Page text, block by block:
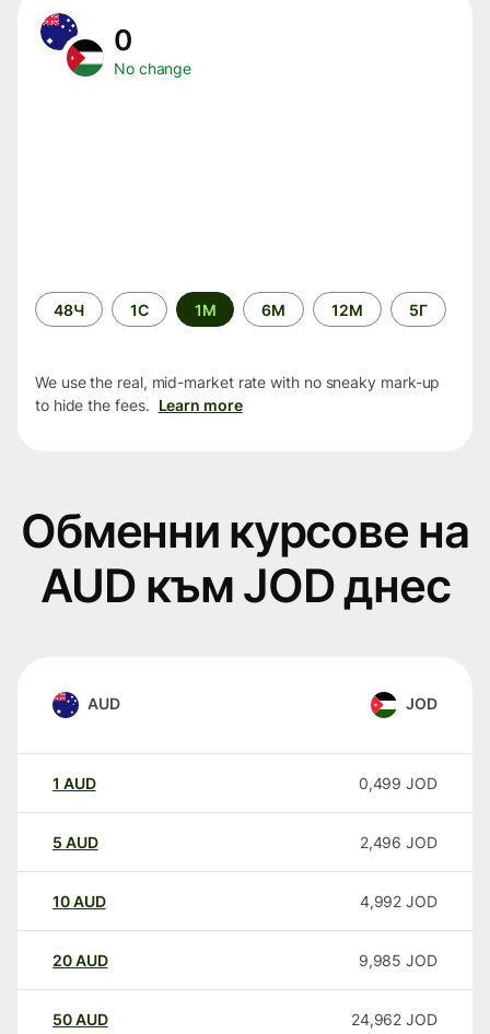
0
No change
Time
period
48Ч 1С 1М 6М 12М 5Г
We use the real, mid-market rate with no sneaky mark-up
to hide the fees. Learn more
Обменни курсове на
AUD към JOD днес
AUD JOD
1 AUD 0,499 JOD
5 AUD 2,496 JOD
10AUD 4,992 JOD
20AUD 9,985 JOD
50AUD 24,962 JOD